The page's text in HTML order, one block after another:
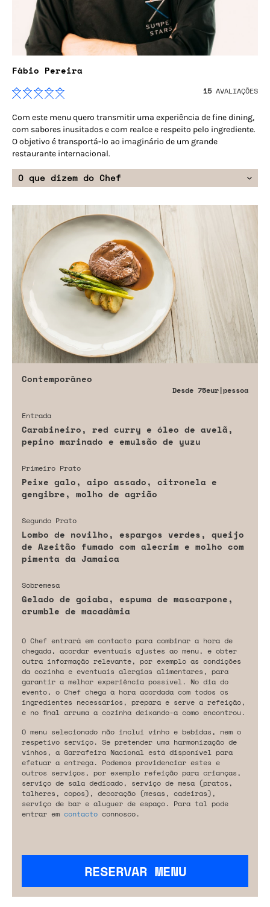
Fábio Pereira
15AVALIAÇÕES
Com este menu quero transmitir uma experiência de fine dining,
com sabores inusitados e com realce e respeito pelo ingrediente.
O objetivo é transportá-lo ao imaginário de um grande
restaurante internacional.
O que dizem do Chef
Contemporâneo
Desde 75eur|pessoa
Entrada
Carabineiro, red curry e óleo de avelã,
pepino marinado e emulsão de yuzu
Primeiro Prato
Peixe galo, aipo assado, citronela e
gengibre, molho de agrião
Segundo Prato
Lombo de novilho, espargos verdes, queijo
de Azeitão fumado com alecrim e molho com
pimenta da Jamaica
Sobremesa
Gelado de goiaba, espuma de mascarpone,
crumble de macadâmia
O Chef entrará em contacto para combinar a hora de
chegada, acordar eventuais ajustes ao menu, e obter
outra informação relevante, por exemplo as condições
da cozinha e eventuais alergias alimentares, para
garantir a melhor experiência possível. No dia do
evento, o Chef chega à hora acordada com todos os
ingredientes necessários, prepara e serve a refeição,
e no final arruma a cozinha deixando-a como encontrou.
O menu selecionado não inclui vinho e bebidas, nem o
respetivo serviço. Se pretender uma harmonização de
vinhos, a Garrafeira Nacional está disponível para
efetuar a entrega. Podemos providenciar estes e
outros serviços, por exemplo refeição para crianças,
serviço de sala dedicado, serviço de mesa (pratos,
talheres, copos), decoração (mesas, cadeiras),
serviço de bar e aluguer de espaço. Para tal pode
entrar em contacto connosco.
RESERVAR MENU